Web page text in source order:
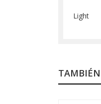
Light